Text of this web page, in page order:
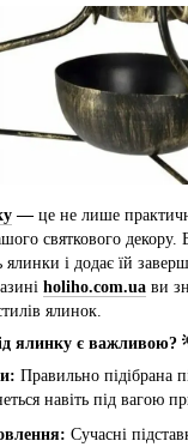
— це не лише
святкового декору.
ялинки і додає їй
holiho.com.ua ви
ялинок.
ялинку є важливою?
Правильно підібрана
навіть під вагою
Сучасні